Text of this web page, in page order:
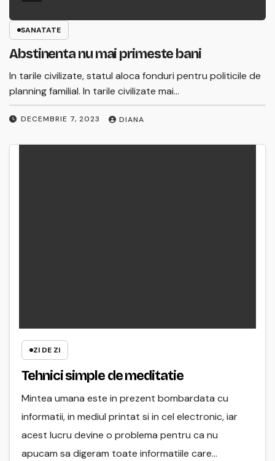
SANATATE
Abstinenta nu mai primeste bani
DECEMBRIE 7, 2023 DIANA
In tarile civilizate, statul aloca fonduri pentru politicile de
planning familial. In tarile civilizate mai…
ZI DE ZI
Tehnici simple de meditatie
Mintea umana este in prezent bombardata cu
informatii, in mediul printat si in cel electronic, iar
acest lucru devine o problema pentru ca nu
apucam sa digeram toate informatiile care…